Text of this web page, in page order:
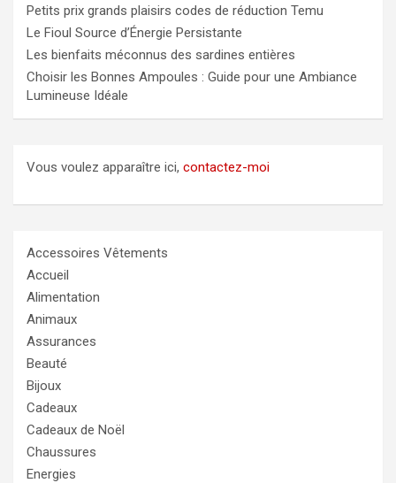
Petits prix grands plaisirs codes de réduction Temu
Le Fioul Source d’Énergie Persistante
Les bienfaits méconnus des sardines entières
Choisir les Bonnes Ampoules : Guide pour une Ambiance
Lumineuse Idéale
Vous voulez apparaître ici, contactez-moi
Accessoires Vêtements
Accueil
Alimentation
Animaux
Assurances
Beauté
Bijoux
Cadeaux
Cadeaux de Noël
Chaussures
Energies